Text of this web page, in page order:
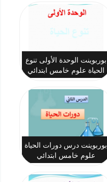
بوربوينت الوحدة الأولى تنوع
الحياة علوم خامس ابتدائي
بوربوينت درس دورات الحياة
علوم خامس ابتدائي